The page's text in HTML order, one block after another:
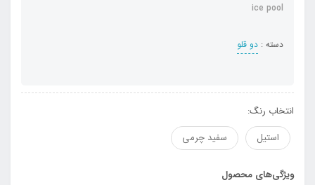
ice pool
دسته : دو قلو
انتخاب رنگ:
استیل
سفید چرمی
ویژگی‌های محصول